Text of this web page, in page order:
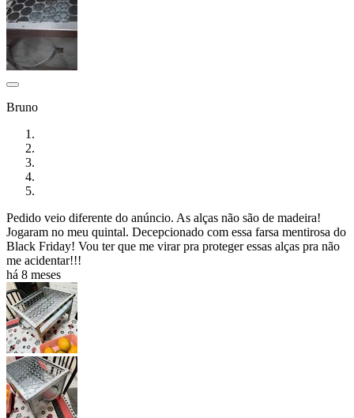
Bruno
Pedido veio diferente do anúncio. As alças não são de madeira!
Jogaram no meu quintal. Decepcionado com essa farsa mentirosa do
Black Friday! Vou ter que me virar pra proteger essas alças pra não
me acidentar!!!
há 8 meses